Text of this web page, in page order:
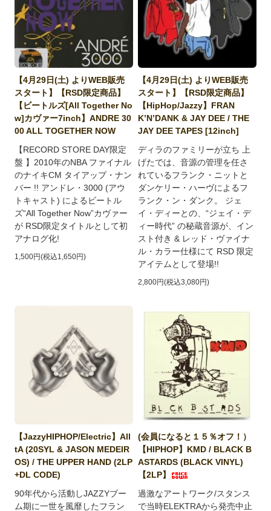
【4月29日(土) よりWEB販売
スタート】【RSD限定商品】
【ビートルズ[All Together No
w]カヴァー7inch】ANDRE 30
00 ALL TOGETHER NOW
【RECORD STORE DAY限定
盤 】2010年のNBA ファイナル
のナイキCM タイアップ・ナン
バー !! アンドレ・3000 (アウ
トキャスト) によるビートル
ズ“All Together Now”カヴァー
が RSD限定タイトルとして初
アナログ化!
1,500円(税込1,650円)
【4月29日(土) よりWEB販売
スタート】【RSD限定商品】
【HipHop/Jazzy】FRAN
K’N’DANK & JAY DEE / THE
JAY DEE TAPES [12inch]
ディラのファミリーが立ち 上
げたでは、音源の管理を任さ
れているフランク・ニットと
ダンケリー・ハーヴによるフ
ランク・ン・ダンク。 ジェ
イ・ディーとの、“ジェイ・デ
ィー時代” の秘蔵音源が、イン
スト付き & レッド・ヴァイナ
ル・カラー仕様にて RSD 限定
アイテムとして登場!!
2,800円(税込3,080円)
【JazzyHIPHOP/Electric】All
tA (20SYL & JASON MEDEIR
OS) / THE UPPER HAND (2LP
+DL CODE)
90年代から活動しJAZZYブー
ム期に一世を風靡したフラン
(会員になると１５％オフ！）
【HIPHOP】KMD / BLACK B
ASTARDS (BLACK VINYL)
【2LP】
過激なアートワーク/スタンス
で当時ELEKTRAから発売中止